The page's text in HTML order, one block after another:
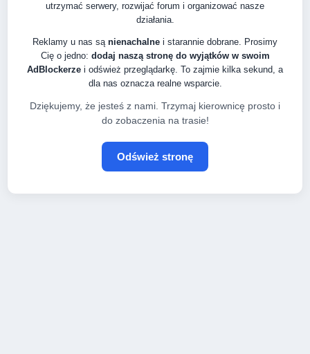
utrzymać serwery, rozwijać forum i organizować nasze
działania.
Reklamy u nas są nienachalne i starannie dobrane. Prosimy
Cię o jedno: dodaj naszą stronę do wyjątków w swoim
AdBlockerze i odśwież przeglądarkę. To zajmie kilka sekund, a
dla nas oznacza realne wsparcie.
Dziękujemy, że jesteś z nami. Trzymaj kierownicę prosto i
do zobaczenia na trasie!
Odśwież stronę